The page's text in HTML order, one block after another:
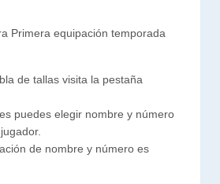
Primera equipación temporada
de tallas visita la pestaña
puedes elegir nombre y número
de nombre y número es